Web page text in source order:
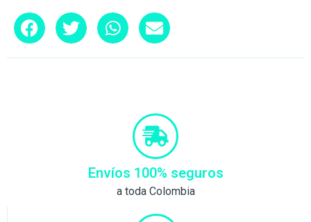
Envíos 100% seguros
a toda Colombia